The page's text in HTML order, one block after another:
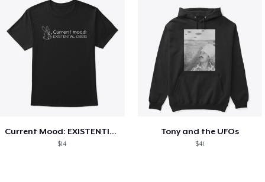
Current Mood: EXISTENTIAL CRISIS
$14
Tony and the UFOs
$41